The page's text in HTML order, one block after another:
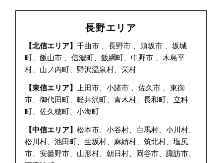
長野エリア
【北信エリア】千曲市 、長野市 、須坂市 、坂城
町、飯山市 、信濃町、飯綱町、中野市 、木島平
村、山ノ内町、野沢温泉村、栄村
【東信エリア】
上田市、小諸市 、佐久市 、東御
市、御代田町、軽井沢町、青木村、長和町、立科
町、佐久穂町、小海町
【中信エリア】松本市、小谷村、白馬村、小川村、
松川村、池田町、生坂村、麻績村、筑北村、塩尻
市、安曇野市、山形村、朝日村、岡谷市、諏訪市、